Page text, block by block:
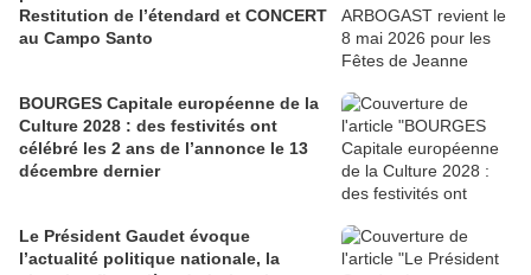
Restitution de l’étendard et CONCERT
au Campo Santo
BOURGES Capitale européenne de la
Culture 2028 : des festivités ont
célébré les 2 ans de l’annonce le 13
décembre dernier
Le Président Gaudet évoque
l’actualité politique nationale, la